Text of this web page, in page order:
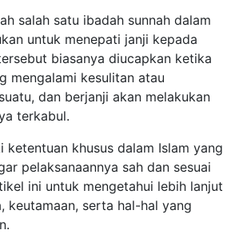
salah satu ibadah sunnah dalam
untuk menepati janji kepada
biasanya diucapkan ketika
mengalami kesulitan atau
dan berjanji akan melakukan
terkabul.
ketentuan khusus dalam Islam yang
pelaksanaannya sah dan sesuai
ini untuk mengetahui lebih lanjut
keutamaan, serta hal-hal yang